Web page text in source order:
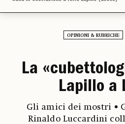
OPINIONI & RUBRICHE
La
Lapillo a
Gli amici dei mostri •
Rinaldo Luccardini